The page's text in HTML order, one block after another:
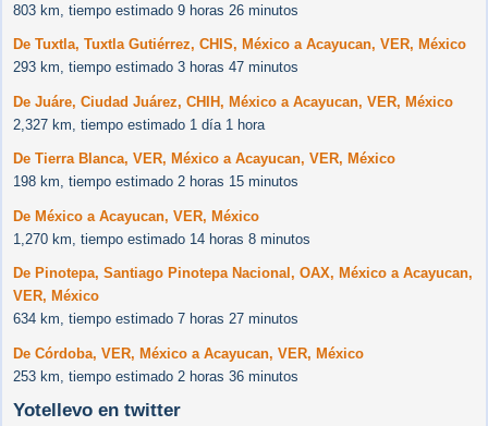
803 km, tiempo estimado 9 horas 26 minutos
De Tuxtla, Tuxtla Gutiérrez, CHIS, México a Acayucan, VER, México
293 km, tiempo estimado 3 horas 47 minutos
De Juáre, Ciudad Juárez, CHIH, México a Acayucan, VER, México
2,327 km, tiempo estimado 1 día 1 hora
De Tierra Blanca, VER, México a Acayucan, VER, México
198 km, tiempo estimado 2 horas 15 minutos
De México a Acayucan, VER, México
1,270 km, tiempo estimado 14 horas 8 minutos
De Pinotepa, Santiago Pinotepa Nacional, OAX, México a Acayucan,
VER, México
634 km, tiempo estimado 7 horas 27 minutos
De Córdoba, VER, México a Acayucan, VER, México
253 km, tiempo estimado 2 horas 36 minutos
Yotellevo en twitter